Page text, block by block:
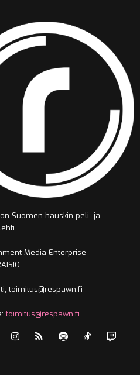
Suomen hauskin peli- ja
Media Enterprise
toimitus@respawn.fi
toimitus@respawn.fi